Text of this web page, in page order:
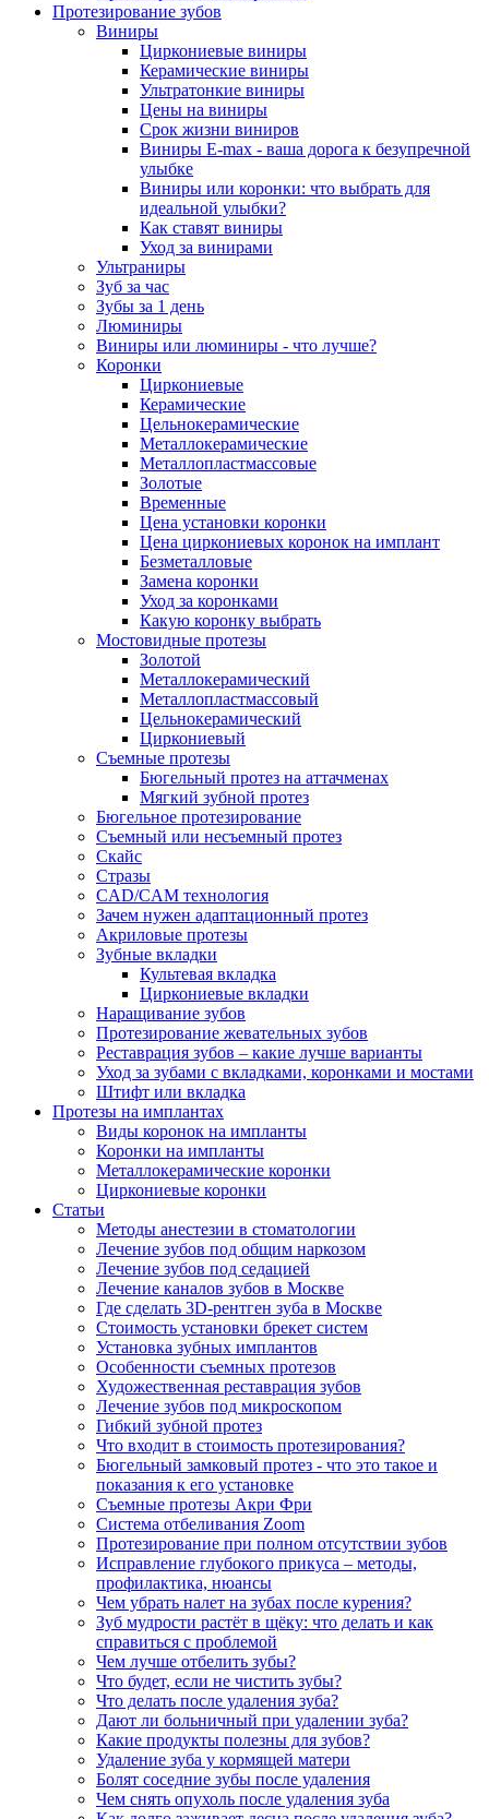
Протезирование зубов
Виниры
Циркониевые виниры
Керамические виниры
Ультратонкие виниры
Цены на виниры
Срок жизни виниров
Виниры E-max - ваша дорога к безупречной
улыбке
Виниры или коронки: что выбрать для
идеальной улыбки?
Как ставят виниры
Уход за винирами
Ультраниры
Зуб за час
Зубы за 1 день
Люминиры
Виниры или люминиры - что лучше?
Коронки
Циркониевые
Керамические
Цельнокерамические
Металлокерамические
Металлопластмассовые
Золотые
Временные
Цена установки коронки
Цена циркониевых коронок на имплант
Безметалловые
Замена коронки
Уход за коронками
Какую коронку выбрать
Мостовидные протезы
Золотой
Металлокерамический
Металлопластмассовый
Цельнокерамический
Циркониевый
Съемные протезы
Бюгельный протез на аттачменах
Мягкий зубной протез
Бюгельное протезирование
Съемный или несъемный протез
Скайс
Стразы
CAD/CAM технология
Зачем нужен адаптационный протез
Акриловые протезы
Зубные вкладки
Культевая вкладка
Циркониевые вкладки
Наращивание зубов
Протезирование жевательных зубов
Реставрация зубов – какие лучше варианты
Уход за зубами с вкладками, коронками и мостами
Штифт или вкладка
Протезы на имплантах
Виды коронок на импланты
Коронки на импланты
Металлокерамические коронки
Циркониевые коронки
Статьи
Методы анестезии в стоматологии
Лечение зубов под общим наркозом
Лечение зубов под седацией
Лечение каналов зубов в Москве
Где сделать 3D-рентген зуба в Москве
Стоимость установки брекет систем
Установка зубных имплантов
Особенности съемных протезов
Художественная реставрация зубов
Лечение зубов под микроскопом
Гибкий зубной протез
Что входит в стоимость протезирования?
Бюгельный замковый протез - что это такое и
показания к его установке
Съемные протезы Акри Фри
Система отбеливания Zoom
Протезирование при полном отсутствии зубов
Исправление глубокого прикуса – методы,
профилактика, нюансы
Чем убрать налет на зубах после курения?
Зуб мудрости растёт в щёку: что делать и как
справиться с проблемой
Чем лучше отбелить зубы?
Что будет, если не чистить зубы?
Что делать после удаления зуба?
Дают ли больничный при удалении зуба?
Какие продукты полезны для зубов?
Удаление зуба у кормящей матери
Болят соседние зубы после удаления
Чем снять опухоль после удаления зуба